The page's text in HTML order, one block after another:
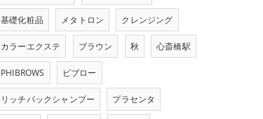
基礎化粧品 メタトロン クレンジング
カラーエクステ ブラウン 秋 心斎橋駅
PHIBROWS ピブロー
リッチパックシャンプー プラセンタ